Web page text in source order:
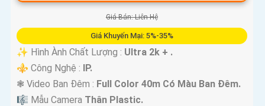
Giá Bán: Liên Hệ
Giá Khuyến Mại: 5%-35%
✨ Hình Ành Chất Lượng : Ultra 2k + .
⚜️ Công Nghệ : IP.
❃ Video Ban Đêm : Full Color 40m Có Màu Ban Ðêm.
🎼️ Mẫu Camera Thân Plastic.